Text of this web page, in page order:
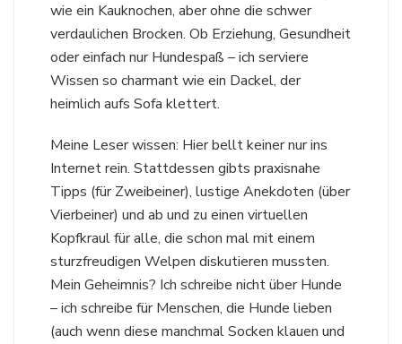
wie ein Kauknochen, aber ohne die schwer
verdaulichen Brocken. Ob Erziehung, Gesundheit
oder einfach nur Hundespaß – ich serviere
Wissen so charmant wie ein Dackel, der
heimlich aufs Sofa klettert.
Meine Leser wissen: Hier bellt keiner nur ins
Internet rein. Stattdessen gibts praxisnahe
Tipps (für Zweibeiner), lustige Anekdoten (über
Vierbeiner) und ab und zu einen virtuellen
Kopfkraul für alle, die schon mal mit einem
sturzfreudigen Welpen diskutieren mussten.
Mein Geheimnis? Ich schreibe nicht über Hunde
– ich schreibe für Menschen, die Hunde lieben
(auch wenn diese manchmal Socken klauen und